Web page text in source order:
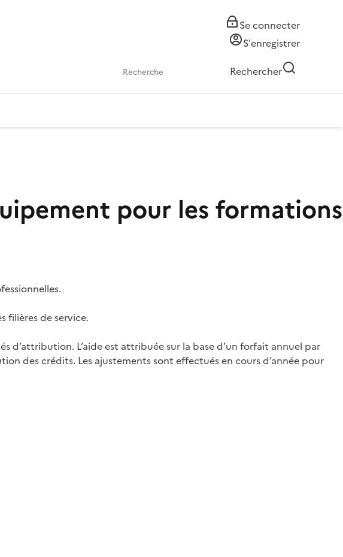
Se connecter
S'enregistrer
Rechercher
pour les formations
filières de service.
d’attribution. L’aide est attribuée sur la base d’un forfait annuel par
des crédits. Les ajustements sont effectués en cours d’année pour